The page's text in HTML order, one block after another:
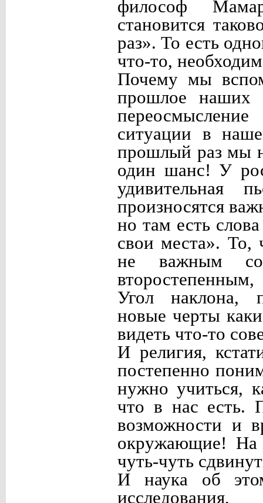
философ
становится
раз». То есть
что-то,
Почему мы
прошлое наших
ситуации в
прошлый раз мы
один шанс! У
удивительная
произносятся
но там есть
свои места». То,
не важным
Угол наклона,
новые черты
видеть что-то
И религия,
постепенно
нужно учиться,
что в нас есть.
возможности и
окружающие! На
чуть-чуть
И наука об